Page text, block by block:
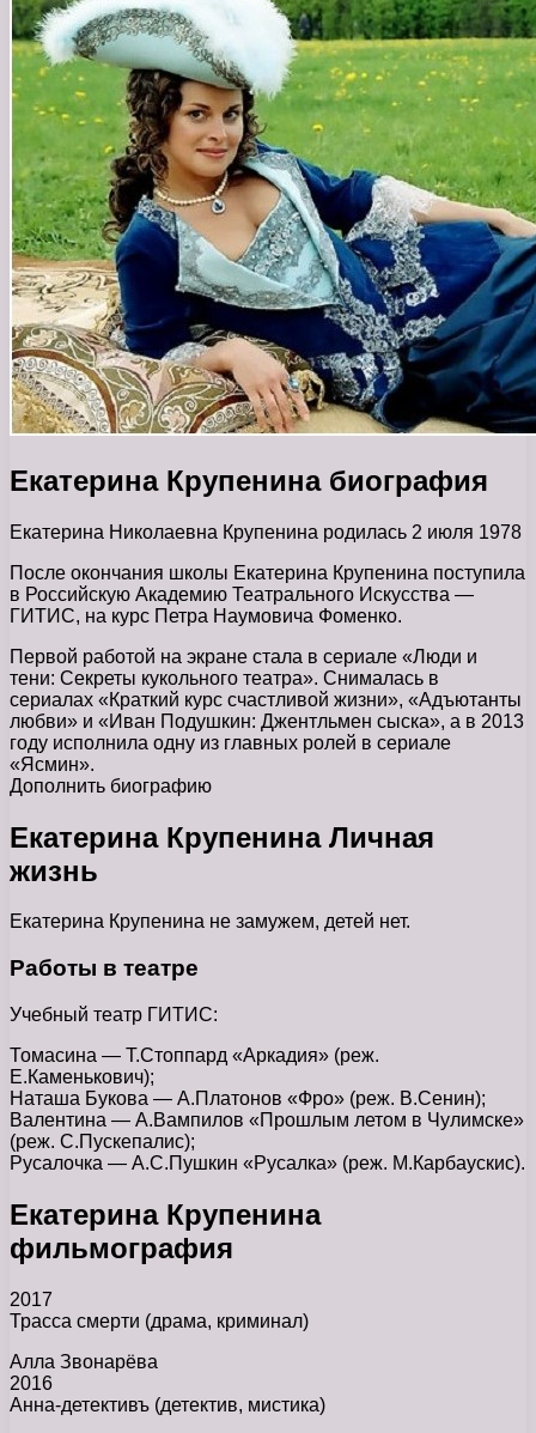
Екатерина Крупенина биография
Екатерина Николаевна Крупенина родилась 2 июля 1978
После окончания школы Екатерина Крупенина поступила
в Российскую Академию Театрального Искусства —
ГИТИС, на курс Петра Наумовича Фоменко.
Первой работой на экране стала в сериале «Люди и
тени: Секреты кукольного театра». Снималась в
сериалах «Краткий курс счастливой жизни», «Адъютанты
любви» и «Иван Подушкин: Джентльмен сыска», а в 2013
году исполнила одну из главных ролей в сериале
«Ясмин».
Дополнить биографию
Екатерина Крупенина Личная
жизнь
Екатерина Крупенина не замужем, детей нет.
Работы в театре
Учебный театр ГИТИС:
Томасина — Т.Стоппард «Аркадия» (реж.
Е.Каменькович);
Наташа Букова — А.Платонов «Фро» (реж. В.Сенин);
Валентина — А.Вампилов «Прошлым летом в Чулимске»
(реж. С.Пускепалис);
Русалочка — А.С.Пушкин «Русалка» (реж. М.Карбаускис).
Екатерина Крупенина
фильмография
2017
Трасса смерти (драма, криминал)
Алла Звонарёва
2016
Анна-детективъ (детектив, мистика)